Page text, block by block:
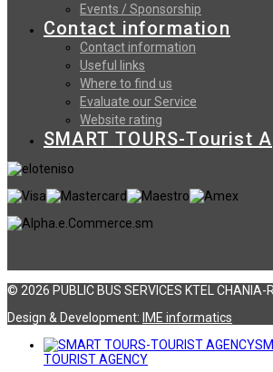
Events / Sponsorship
Contact information
Contact information
Useful links
Where to find us
Evaluate our Service
Website rating
SMART TOURS-Tourist
© 2026 PUBLIC BUS SERVICES KTEL CHANIA-
Design & Development: ΙΜΕ informatics
TOURIST AGENCY